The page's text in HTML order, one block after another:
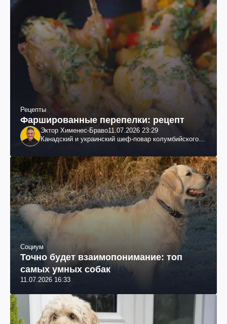
Рецепты
Фаршированные перепелки: рецепт
Эктор Хименес-Браво11.07.2026 23:29
Канадский и украинский шеф-повар колумбийского
Социум
Точно будет взаимопонимание: топ
самых умных собак
11.07.2026 16:33